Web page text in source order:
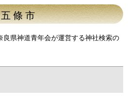
五條市
良県神道青年会が運営する神社検索の